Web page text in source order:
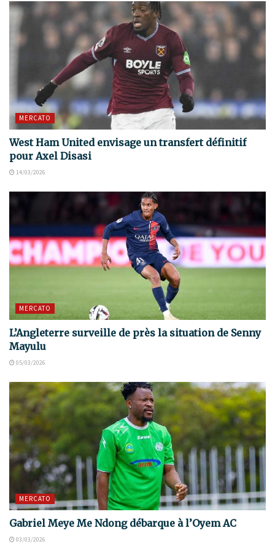
MERCATO
West Ham United envisage un transfert définitif
pour Axel Disasi
14/03/2026
MERCATO
L’Angleterre surveille de près la situation de Senny
Mayulu
05/03/2026
MERCATO
Gabriel Meye Me Ndong débarque à l’Oyem AC
03/03/2026